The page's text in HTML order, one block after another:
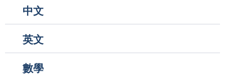
中文
英文
數學